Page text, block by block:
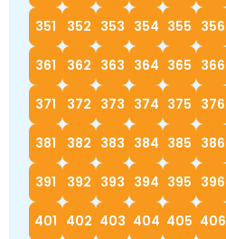
351 352 353 354 355 356
361 362 363 364 365 366
371 372 373 374 375 376
381 382 383 384 385 386
391 392 393 394 395 396
401 402 403 404 405 406